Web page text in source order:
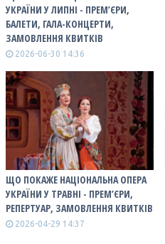
УКРАЇНИ У ЛИПНІ - ПРЕМ’ЄРИ,
БАЛЕТИ, ГАЛА-КОНЦЕРТИ,
ЗАМОВЛЕННЯ КВИТКІВ
2026-06-30 14:36
ЩО ПОКАЖЕ НАЦІОНАЛЬНА ОПЕРА
УКРАЇНИ У ТРАВНІ - ПРЕМ’ЄРИ,
РЕПЕРТУАР, ЗАМОВЛЕННЯ КВИТКІВ
2026-04-29 14:37